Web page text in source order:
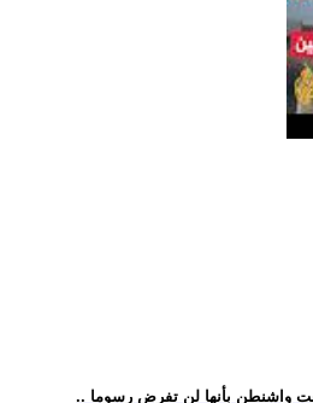
واشنطن بأنها لن تفرض رسوما